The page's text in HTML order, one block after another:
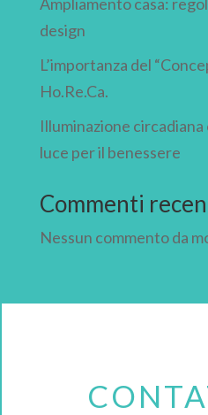
design
L’importanza del
Ho.Re.Ca.
Illuminazione
luce per il benessere
Commenti
Nessun commento da